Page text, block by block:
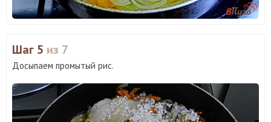
Шаг 5 из 7
Досыпаем промытый рис.